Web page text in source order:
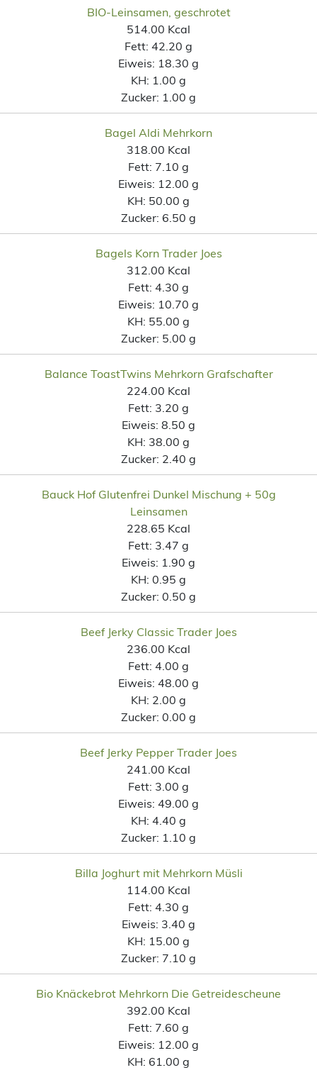
BIO-Leinsamen, geschrotet
514.00 Kcal
Fett: 42.20 g
Eiweis: 18.30 g
KH: 1.00 g
Zucker: 1.00 g
Bagel Aldi Mehrkorn
318.00 Kcal
Fett: 7.10 g
Eiweis: 12.00 g
KH: 50.00 g
Zucker: 6.50 g
Bagels Korn Trader Joes
312.00 Kcal
Fett: 4.30 g
Eiweis: 10.70 g
KH: 55.00 g
Zucker: 5.00 g
Balance ToastTwins Mehrkorn Grafschafter
224.00 Kcal
Fett: 3.20 g
Eiweis: 8.50 g
KH: 38.00 g
Zucker: 2.40 g
Bauck Hof Glutenfrei Dunkel Mischung + 50g
Leinsamen
228.65 Kcal
Fett: 3.47 g
Eiweis: 1.90 g
KH: 0.95 g
Zucker: 0.50 g
Beef Jerky Classic Trader Joes
236.00 Kcal
Fett: 4.00 g
Eiweis: 48.00 g
KH: 2.00 g
Zucker: 0.00 g
Beef Jerky Pepper Trader Joes
241.00 Kcal
Fett: 3.00 g
Eiweis: 49.00 g
KH: 4.40 g
Zucker: 1.10 g
Billa Joghurt mit Mehrkorn Müsli
114.00 Kcal
Fett: 4.30 g
Eiweis: 3.40 g
KH: 15.00 g
Zucker: 7.10 g
Bio Knäckebrot Mehrkorn Die Getreidescheune
392.00 Kcal
Fett: 7.60 g
Eiweis: 12.00 g
KH: 61.00 g